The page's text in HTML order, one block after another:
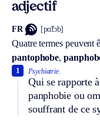
adjectif
FR [pɑ̃fɔb]
Quatre termes peuvent
pantophobe,
Psychiatrie.
Qui se rapporte
panphobie ou
souffrant de ce
1